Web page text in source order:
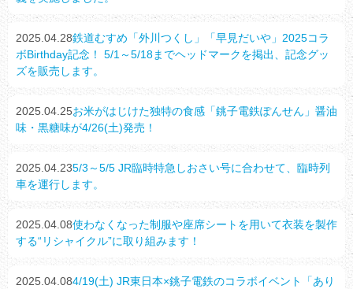
2025.04.28鉄道むすめ「外川つくし」「早見だいや」2025コラ
ボBirthday記念！ 5/1～5/18までヘッドマークを掲出、記念グッ
ズを販売します。
2025.04.25お米がはじけた独特の食感「銚子電鉄ぽんせん」醤油
味・黒糖味が4/26(土)発売！
2025.04.235/3～5/5 JR臨時特急しおさい号に合わせて、臨時列
車を運行します。
2025.04.08使わなくなった制服や座席シートを用いて衣装を製作
する“リシャイクル”に取り組みます！
2025.04.084/19(土) JR東日本×銚子電鉄のコラボイベント「あり